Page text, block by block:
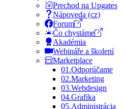
Prechod na Upgates
Nápoveda (cz)
Forum
Čo chystáme
Akadémia
Webináře a školení
Marketplace
01.Odporúčame
02.Marketing
03.Webdesign
04.Grafika
05.Administrácia